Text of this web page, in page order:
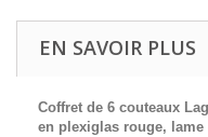
EN SAVOIR PLUS
Coffret de 6 couteaux
en plexiglas rouge,